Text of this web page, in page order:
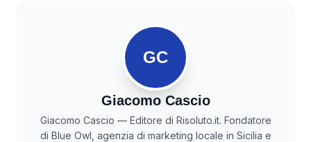
GC
Giacomo Cascio
Giacomo Cascio — Editore di Risoluto.it. Fondatore
di Blue Owl, agenzia di marketing locale in Sicilia e